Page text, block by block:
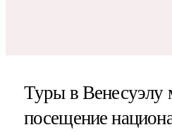
Туры в Венесуэлу
посещение